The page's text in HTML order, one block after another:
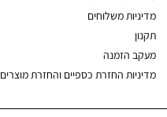
מדיניות משלוחים
תקנון
מעקב הזמנה
מדיניות החזרת כספיים והחזרת מוצרים